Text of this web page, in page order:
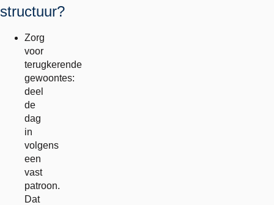
structuur?
Zorg
voor
terugkerende
gewoontes:
deel
de
dag
in
volgens
een
vast
patroon.
Dat